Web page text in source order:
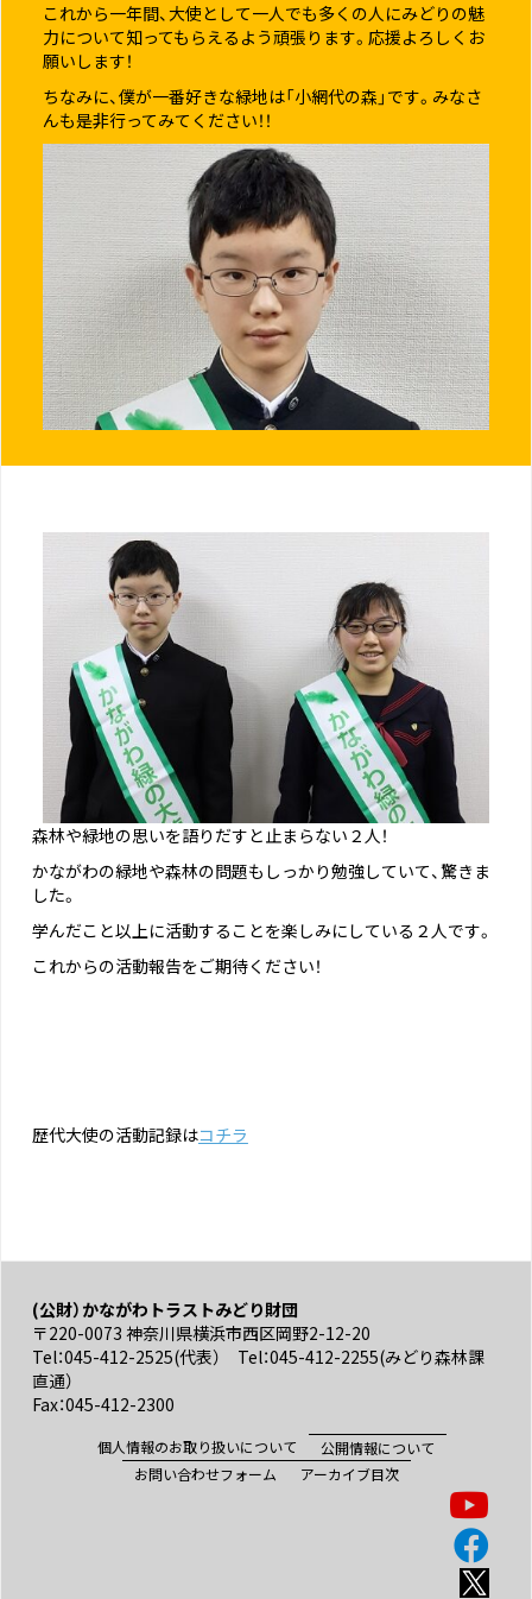
これから一年間、大使として一人でも多くの人にみどりの魅
力について知ってもらえるよう頑張ります。応援よろしくお
願いします！
ちなみに、僕が一番好きな緑地は「小網代の森」です。みなさ
んも是非行ってみてください！！
森林や緑地の思いを語りだすと止まらない２人！
かながわの緑地や森林の問題もしっかり勉強していて、驚きま
した。
学んだこと以上に活動することを楽しみにしている２人です。
これからの活動報告をご期待ください！
歴代大使の活動記録はコチラ
(公財）かながわトラストみどり財団
〒220-0073 神奈川県横浜市西区岡野2-12-20
Tel：045-412-2525(代表） Tel：045-412-2255(みどり森林課
直通）
Fax：045-412-2300
個人情報のお取り扱いについて
公開情報について
お問い合わせフォーム
アーカイブ目次